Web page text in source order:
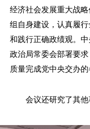
经济社会发展重大战
组自身建设，认真履
和践行正确政绩观。
政治局常委会部署要
质量完成党中央交办的
会议还研究了其他